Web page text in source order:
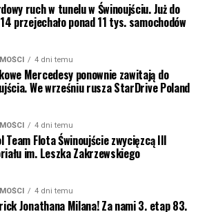
ruch w tunelu w Świnoujściu. Już do
przejechało ponad 11 tys. samochodów
4 dni temu
Mercedesy ponownie zawitają do
We wrześniu rusza StarDrive Poland
4 dni temu
Team Flota Świnoujście zwycięzcą III
im. Leszka Zakrzewskiego
4 dni temu
Jonathana Milana! Za nami 3. etap 83.